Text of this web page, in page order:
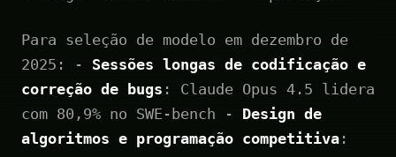
Para seleção de modelo em dezembro de
2025: - Sessões longas de codificação e
correção de bugs : Claude Opus 4.5 lidera
com 80,9% no SWE-bench - Design de
algoritmos e programação competitiva :